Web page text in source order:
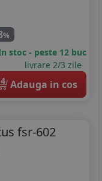
%
stoc - peste 12 buc
livrare 2/3 zile
4 Adauga in cos
fsr-602